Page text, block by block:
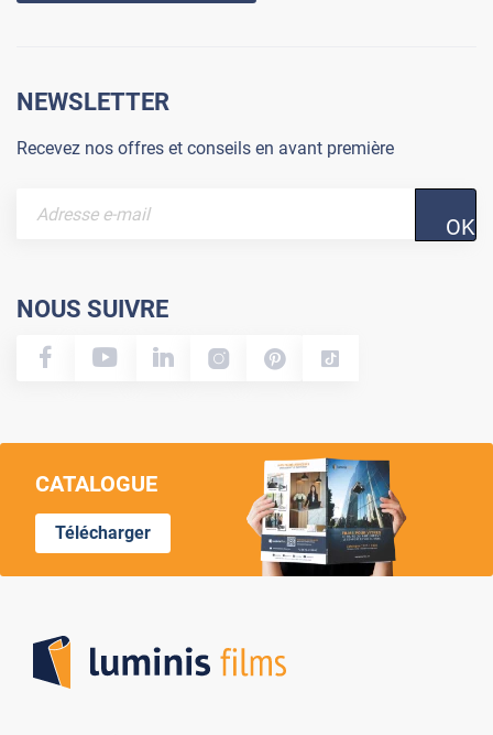
NEWSLETTER
Recevez nos offres et conseils en avant première
OK
NOUS SUIVRE
CATALOGUE
Télécharger